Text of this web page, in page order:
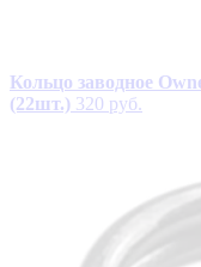
Кольцо заводное
(22шт.) 320 руб.